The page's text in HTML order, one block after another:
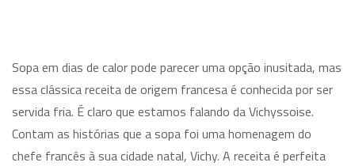
Sopa em dias de calor pode parecer uma opção inusitada, mas
essa clássica receita de origem francesa é conhecida por ser
servida fria. É claro que estamos falando da Vichyssoise.
Contam as histórias que a sopa foi uma homenagem do
chefe francês à sua cidade natal, Vichy. A receita é perfeita